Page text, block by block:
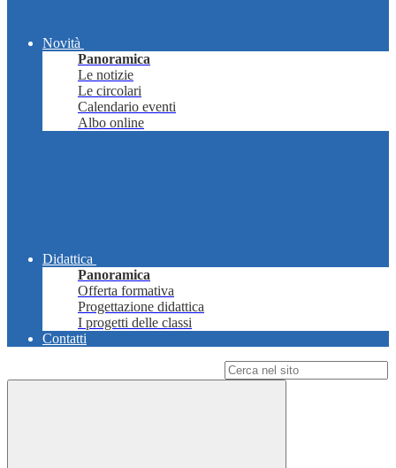
Novità
Panoramica
Le notizie
Le circolari
Calendario eventi
Albo online
Didattica
Panoramica
Offerta formativa
Progettazione didattica
I progetti delle classi
Contatti